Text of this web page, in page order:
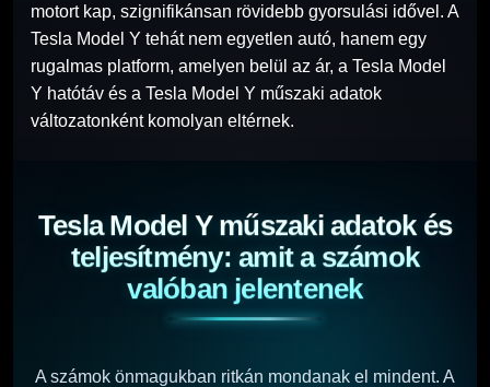
motort kap, szignifikánsan rövidebb gyorsulási idővel. A
Tesla Model Y tehát nem egyetlen autó, hanem egy
rugalmas platform, amelyen belül az ár, a Tesla Model
Y hatótáv és a Tesla Model Y műszaki adatok
változatonként komolyan eltérnek.
Tesla Model Y műszaki adatok és
teljesítmény: amit a számok
valóban jelentenek
A számok önmagukban ritkán mondanak el mindent. A